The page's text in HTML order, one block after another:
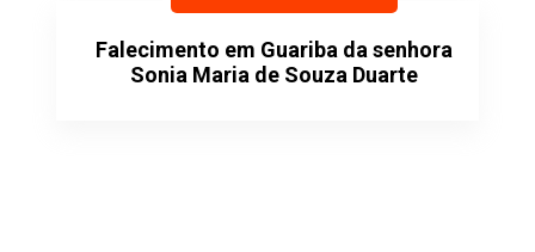
Falecimento em Guariba da senhora
Sonia Maria de Souza Duarte